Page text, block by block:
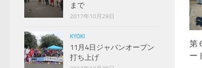
第
ー
まで
2017年10月29日
KYOKI
11月4日ジャパンオープン
打ち上げ